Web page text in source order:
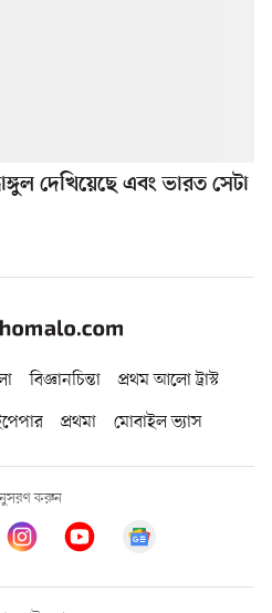
দেখিয়েছে এবং ভারত সেটা
বিজ্ঞানচিন্তা
প্রথম আলো ট্রাস্ট
প্রথমা মোবাইল ভ্যাস
করুন